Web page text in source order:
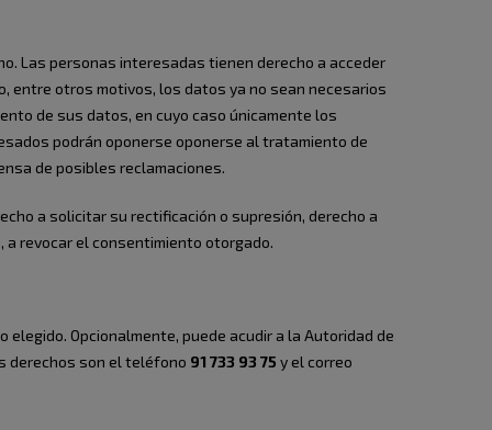
Las personas interesadas tienen derecho a acceder
entre otros motivos, los datos ya no sean necesarios
de sus datos, en cuyo caso únicamente los
podrán oponerse oponerse al tratamiento de
de posibles reclamaciones.
a solicitar su rectificación o supresión, derecho a
revocar el consentimiento otorgado.
Opcionalmente, puede acudir a la Autoridad de
derechos son el teléfono 91 733 93 75 y el correo